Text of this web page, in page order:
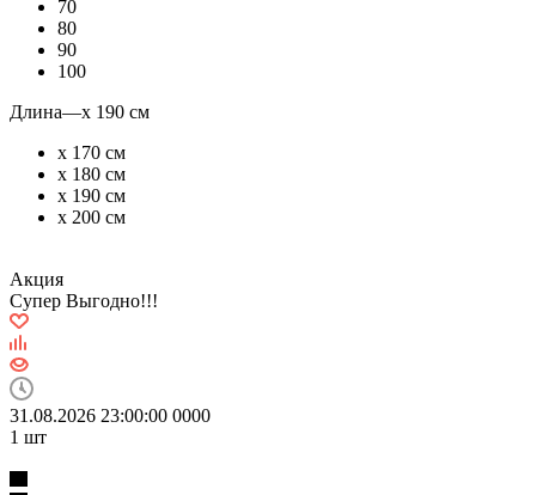
70
80
90
100
Длина—х 190 см
х 170 см
х 180 см
х 190 см
х 200 см
Акция
Супер Выгодно!!!
31.08.2026 23:00:00 0000
1 шт